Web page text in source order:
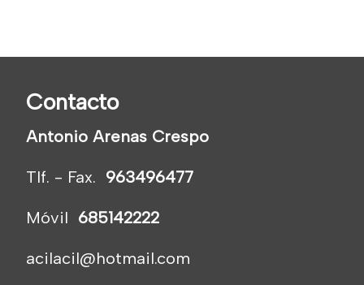
Contacto
Antonio Arenas Crespo
Tlf. - Fax. 963496477
Móvil 685142222
acilacil@hotmail.com